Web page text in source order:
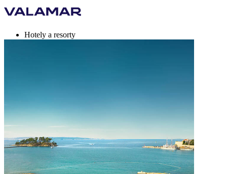
Hotely a resorty
cs, EUR